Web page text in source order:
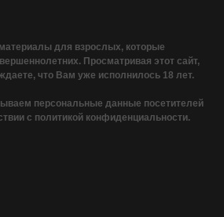
для взрослых, которые
Просматривая этот сайт,
что Вам уже исполнилось 18 лет.
персональные данные посетителей
с политикой конфиденциальности.